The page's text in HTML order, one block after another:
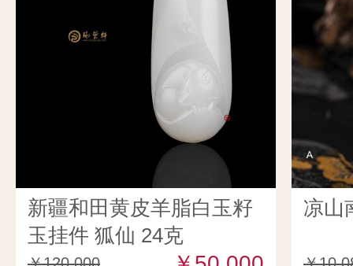
新疆和田黄皮羊脂白玉籽
玉挂件 狐仙 24克
凉山